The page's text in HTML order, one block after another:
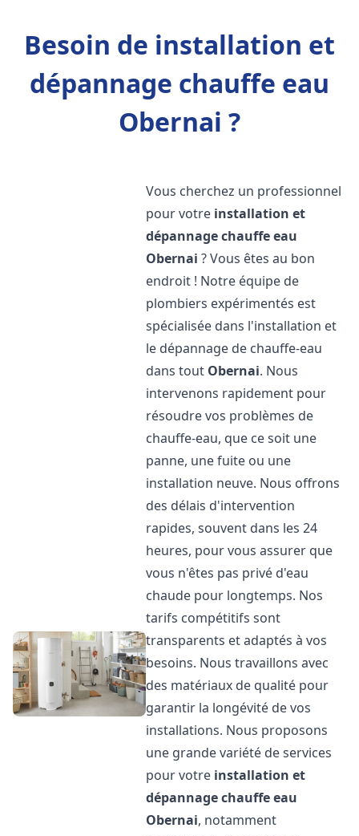
Besoin de installation et
dépannage chauffe eau
Obernai ?
Vous cherchez un professionnel
pour votre installation et
dépannage chauffe eau
Obernai ? Vous êtes au bon
endroit ! Notre équipe de
plombiers expérimentés est
spécialisée dans l'installation et
le dépannage de chauffe-eau
dans tout Obernai. Nous
intervenons rapidement pour
résoudre vos problèmes de
chauffe-eau, que ce soit une
panne, une fuite ou une
installation neuve. Nous offrons
des délais d'intervention
rapides, souvent dans les 24
heures, pour vous assurer que
vous n'êtes pas privé d'eau
chaude pour longtemps. Nos
tarifs compétitifs sont
transparents et adaptés à vos
besoins. Nous travaillons avec
des matériaux de qualité pour
garantir la longévité de vos
installations. Nous proposons
une grande variété de services
pour votre installation et
dépannage chauffe eau
Obernai, notamment